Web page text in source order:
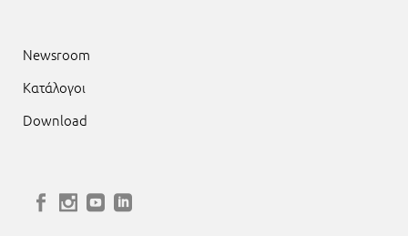
Newsroom
Κατάλογοι
Download